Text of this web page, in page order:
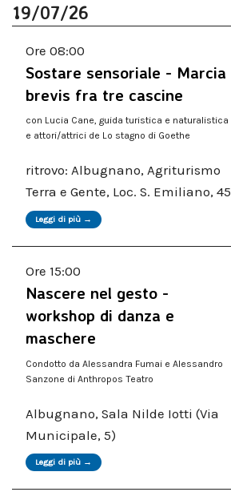
19/07/26
Ore 08:00
Sostare sensoriale - Marcia
brevis fra tre cascine
con Lucia Cane, guida turistica e naturalistica
e attori/attrici de Lo stagno di Goethe
ritrovo: Albugnano, Agriturismo
Terra e Gente, Loc. S. Emiliano, 45
Leggi di più →
Ore 15:00
Nascere nel gesto -
workshop di danza e
maschere
Condotto da Alessandra Fumai e Alessandro
Sanzone di Anthropos Teatro
Albugnano, Sala Nilde Iotti (Via
Municipale, 5)
Leggi di più →